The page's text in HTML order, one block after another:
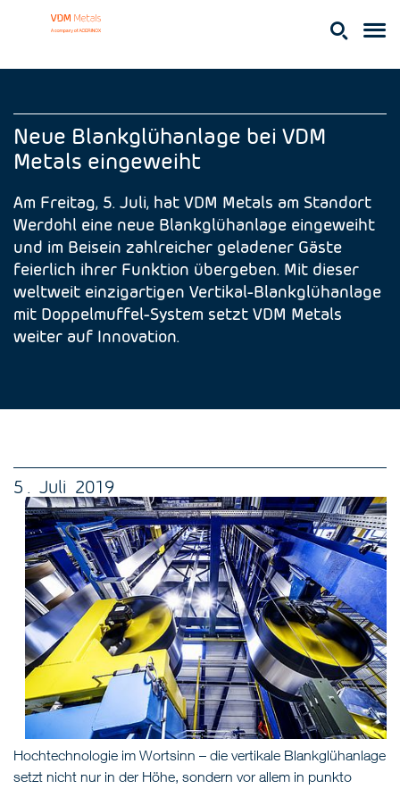
Neue Blankglühanlage bei VDM
Metals eingeweiht
Am Freitag, 5. Juli, hat VDM Metals am Standort
Werdohl eine neue Blankglühanlage eingeweiht
und im Beisein zahlreicher geladener Gäste
feierlich ihrer Funktion übergeben. Mit dieser
weltweit einzigartigen Vertikal-Blankglühanlage
mit Doppelmuffel-System setzt VDM Metals
weiter auf Innovation.
5 . Juli 2019
Hochtechnologie im Wortsinn – die vertikale Blankglühanlage
setzt nicht nur in der Höhe, sondern vor allem in punkto